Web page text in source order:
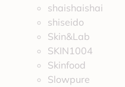
shaishaishai
shiseido
Skin&Lab
SKIN1004
Skinfood
Slowpure